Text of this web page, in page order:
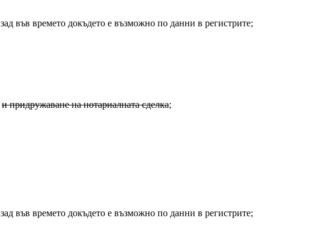
във времето докъдето е възможно по данни в регистрите;
и придружаване на нотариалната сделка;
във времето докъдето е възможно по данни в регистрите;